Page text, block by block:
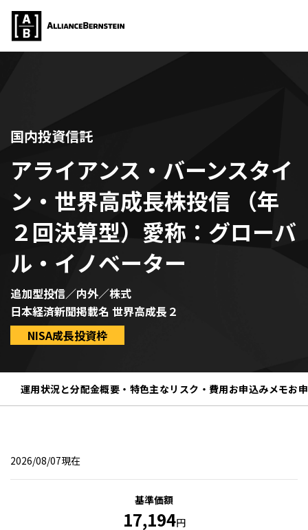
国内投資信託
アライアンス・バーンスタイ
ン・世界高成長株投信 （年
２回決算型）愛称：グローバ
ル・イノベーター
追加型投信／内外／株式
日本経済新聞掲載名 世界高成長２
NISA成長投資枠
運用状況と分配金概要・特色主なリスク・費用お申込みメモお
2026/08/07現在
基準価額
17,194円